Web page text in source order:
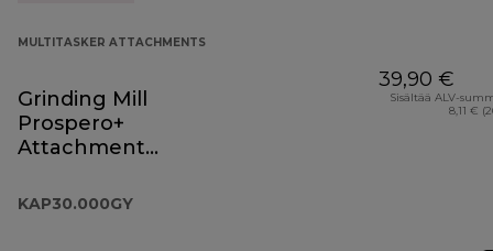
MULTITASKER ATTACHMENTS
Grinding Mill
Prospero+
Attachment
KAP30.000GY
39,90 €
Sisältää ALV-
8,11 €